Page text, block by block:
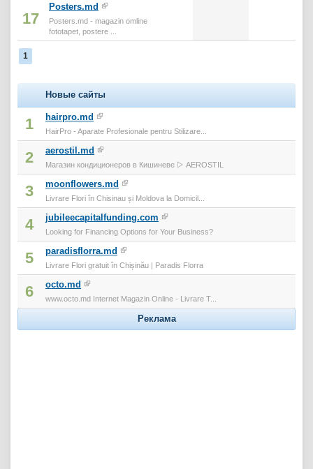
17
Posters.md
Posters.md - magazin omline
fototapet, postere ...
1
Новые сайты
1 hairpro.md
HairPro - Aparate Profesionale pentru Stilizare...
2 aerostil.md
Магазин кондиционеров в Кишиневе ▷ AEROSTIL
3 moonflowers.md
Livrare Flori în Chisinau și Moldova la Domicil...
4 jubileecapitalfunding.com
Looking for Financing Options for Your Business?
5 paradisflorra.md
Livrare Flori gratuit în Chișinău | Paradis Florra
6 octo.md
www.octo.md Internet Magazin Online - Livrare T...
Реклама